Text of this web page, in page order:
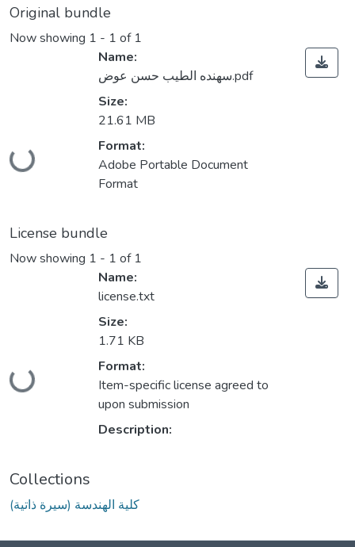
Original bundle
Now showing 1 - 1 of 1
Loading...
Name:
سهنده الطيب حسن عوض.pdf
Size:
21.61 MB
Format:
Adobe Portable Document
Format
License bundle
Now showing 1 - 1 of 1
Loading...
Name:
license.txt
Size:
1.71 KB
Format:
Item-specific license agreed to
upon submission
Description:
Collections
كلية الهندسة (سيرة ذاتية)